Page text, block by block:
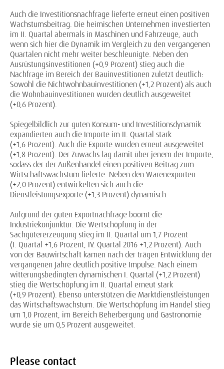
Auch die Investitionsnachfrage lieferte erneut einen positiven
Wachstumsbeitrag. Die heimischen Unternehmen investierten
im II. Quartal abermals in Maschinen und Fahrzeuge, auch
wenn sich hier die Dynamik im Vergleich zu den vergangenen
Quartalen nicht mehr weiter beschleunigte. Neben den
Ausrüstungsinvestitionen (+0,9 Prozent) stieg auch die
Nachfrage im Bereich der Bauinvestitionen zuletzt deutlich:
Sowohl die Nichtwohnbauinvestitionen (+1,2 Prozent) als auch
die Wohnbauinvestitionen wurden deutlich ausgeweitet
(+0,6 Prozent).
Spiegelbildlich zur guten Konsum- und Investitionsdynamik
expandierten auch die Importe im II. Quartal stark
(+1,6 Prozent). Auch die Exporte wurden erneut ausgeweitet
(+1,8 Prozent). Der Zuwachs lag damit über jenem der Importe,
sodass der der Außenhandel einen positiven Beitrag zum
Wirtschaftswachstum lieferte. Neben den Warenexporten
(+2,0 Prozent) entwickelten sich auch die
Dienstleistungsexporte (+1,3 Prozent) dynamisch.
Aufgrund der guten Exportnachfrage boomt die
Industriekonjunktur. Die Wertschöpfung in der
Sachgütererzeugung stieg im II. Quartal um 1,7 Prozent
(I. Quartal +1,6 Prozent, IV. Quartal 2016 +1,2 Prozent). Auch
von der Bauwirtschaft kamen nach der trägen Entwicklung der
vergangenen Jahre deutlich positive Impulse. Nach einem
witterungsbedingten dynamischen I. Quartal (+1,2 Prozent)
stieg die Wertschöpfung im II. Quartal erneut stark
(+0,9 Prozent). Ebenso unterstützen die Marktdienstleistungen
das Wirtschaftswachstum. Die Wertschöpfung im Handel stieg
um 1,0 Prozent, im Bereich Beherbergung und Gastronomie
wurde sie um 0,5 Prozent ausgeweitet.
Please contact